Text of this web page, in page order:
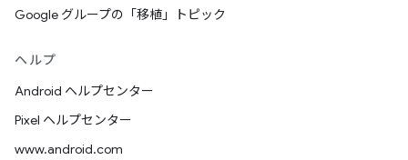
Google グループの「移植」トピック
ヘルプ
Android ヘルプセンター
Pixel ヘルプセンター
www.android.com